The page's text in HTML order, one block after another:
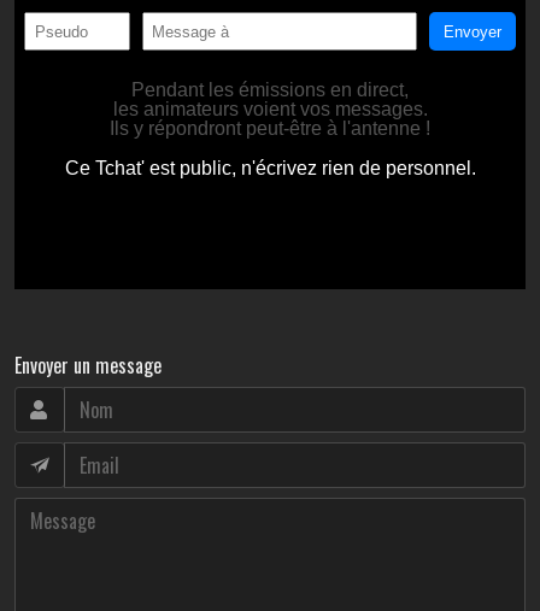
Envoyer un message